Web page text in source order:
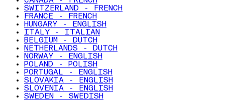
SWITZERLAND - FRENCH
FRANCE - FRENCH
HUNGARY - ENGLISH
ITALY - ITALIAN
BELGIUM - DUTCH
NETHERLANDS - DUTCH
NORWAY - ENGLISH
POLAND - POLISH
PORTUGAL - ENGLISH
SLOVAKIA - ENGLISH
SLOVENIA - ENGLISH
SWEDEN - SWEDISH